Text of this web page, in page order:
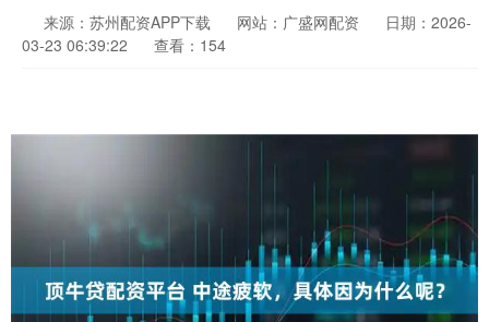
来源：苏州配资APP下载 网站：广盛网配资
日期：2026-
03-23 06:39:22
查看：154